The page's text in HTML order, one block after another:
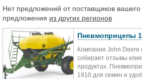
руб.
Марка
Нет предложений от поставщиков
предложения из других регионов
Пневмоприцепы
Компания John Deere
собирает отзывы
продуктах.
1910 для семян и